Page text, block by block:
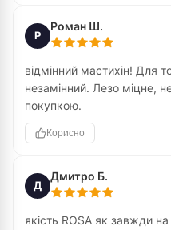
Р
Роман Ш.
відмінний мастихін! Для
незамінний. Лезо міцне,
покупкою.
Корисно
Д
Дмитро Б.
якість ROSA як завжди